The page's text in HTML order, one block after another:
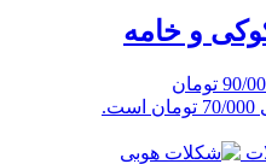
و خامه
قیمت اصلی 90/000 تومان